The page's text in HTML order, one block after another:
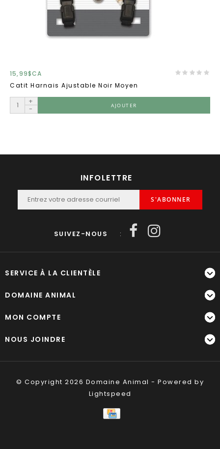
15,99$CA
Catit Harnais Ajustable Noir Moyen
+
-
AJOUTER
INFOLETTRE
S'ABONNER
SUIVEZ-NOUS :
SERVICE À LA CLIENTÈLE
DOMAINE ANIMAL
MON COMPTE
NOUS JOINDRE
© Copyright 2026 Domaine Animal - Powered by
Lightspeed